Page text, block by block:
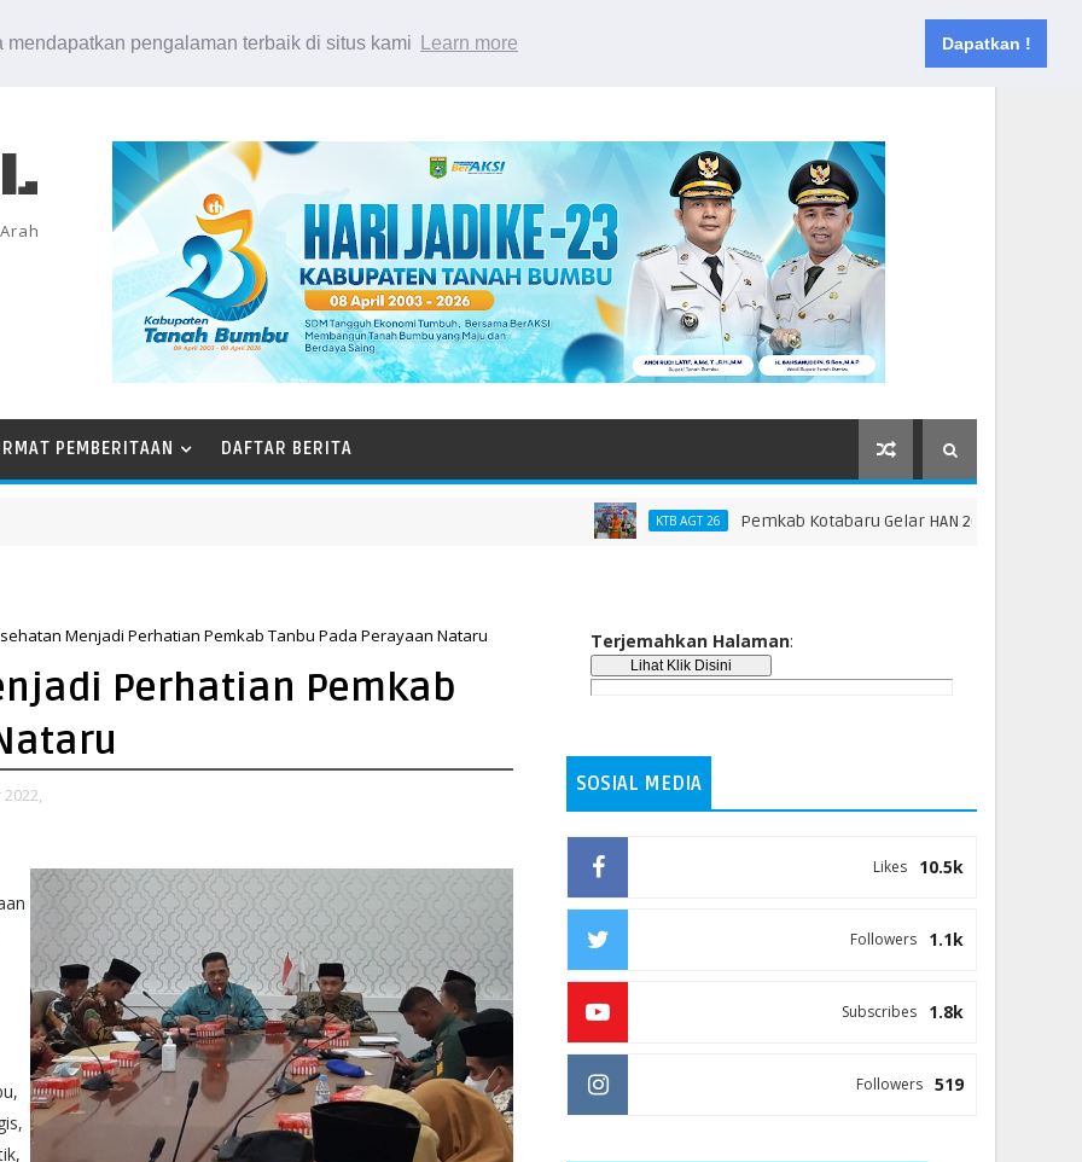
pengalaman terbaik di situs kami Learn more Dapatkan !
Kontak
PEMBERITAAN DAFTAR BERITA
KTB AGT 26 Pemkab Kotabaru Gelar HAN 2026, Dorong
Gunakan Sudut Pandang Masyarakat
Menjadi Perhatian Pemkab Tanbu Pada Perayaan Nataru
Perhatian Pemkab
Terjemahkan Halaman:
SOSIAL MEDIA
10.5k
Likes
1.1k
Followers
1.8k
Subscribes
519
Followers